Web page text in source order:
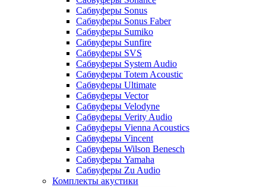
Сабвуферы Sonus
Сабвуферы Sonus Faber
Сабвуферы Sumiko
Сабвуферы Sunfire
Сабвуферы SVS
Сабвуферы System Audio
Сабвуферы Totem Acoustic
Сабвуферы Ultimate
Сабвуферы Vector
Сабвуферы Velodyne
Сабвуферы Verity Audio
Сабвуферы Vienna Acoustics
Сабвуферы Vincent
Сабвуферы Wilson Benesch
Сабвуферы Yamaha
Сабвуферы Zu Audio
Комплекты акустики